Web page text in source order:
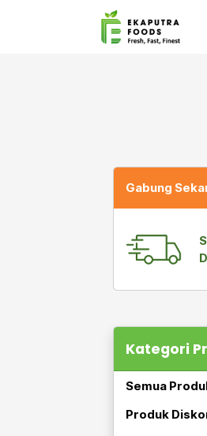
Gabung
Kategori
Semua
Produk